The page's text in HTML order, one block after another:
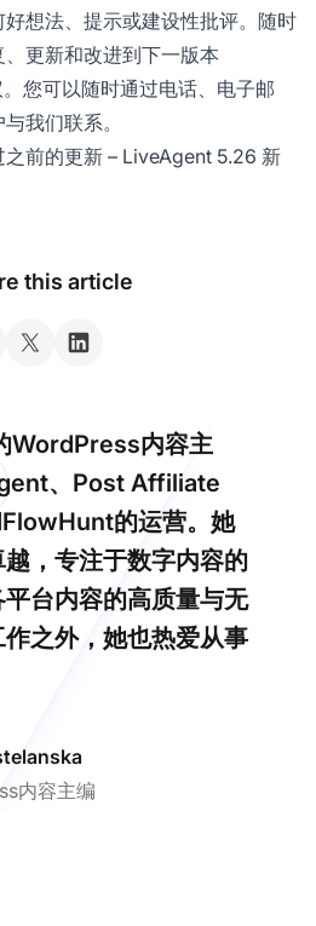
想法、提示或建设性批评。随时
更新和改进到下一版本
您可以随时通过电话、电子邮
我们联系。
前的更新 – LiveAgent 5.26 新
this article
WordPress内容主
、Post Affiliate
的运营。她
，专注于数字内容的
台内容的高质量与无
之外，她也热爱从事
内容主编